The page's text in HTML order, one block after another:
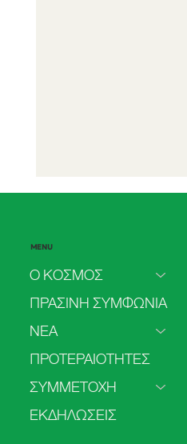
ανανεώσιμες
MENU
Ο ΚΟΣΜΟΣ
ΠΡΑΣΙΝΗ ΣΥΜΦΩΝΙΑ
ΝΕΑ
ΠΡΟΤΕΡΑΙΟΤΗΤΕΣ
ΣΥΜΜΕΤΟΧΗ
ΕΚΔΗΛΩΣΕΙΣ